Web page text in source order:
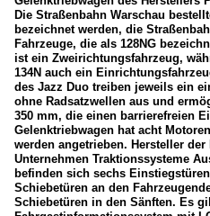
Die Straßenbahn Warschau
bezeichnet werden, die
Fahrzeuge, die als 128NG
ist ein Zweirichtungsfahrzeug,
134N auch ein
des Jazz Duo treiben jeweils ein
ohne Radsatzwellen aus und
350 mm, die einen barrierefreien
Gelenktriebwagen hat acht
werden angetrieben. Hersteller
Unternehmen Traktionssysteme
befinden sich sechs
Schiebetüren an den
Schiebetüren in den Sänften. Es